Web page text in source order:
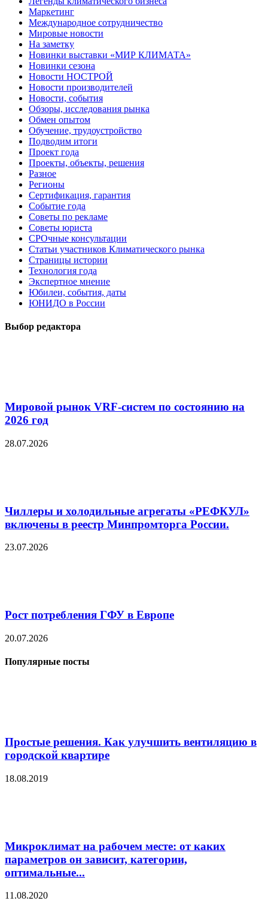
Маркетинг
Международное сотрудничество
Мировые новости
На заметку
Новинки выставки «МИР КЛИМАТА»
Новинки сезона
Новости НОСТРОЙ
Новости производителей
Новости, события
Обзоры, исследования рынка
Обмен опытом
Обучение, трудоустройство
Подводим итоги
Проект года
Проекты, объекты, решения
Разное
Регионы
Сертификация, гарантия
Событие года
Советы по рекламе
Советы юриста
СРОчные консультации
Статьи участников Климатического рынка
Страницы истории
Технология года
Экспертное мнение
Юбилеи, события, даты
ЮНИДО в России
Выбор редактора
Мировой рынок VRF-систем по состоянию на
2026 год
28.07.2026
Чиллеры и холодильные агрегаты «РЕФКУЛ»
включены в реестр Минпромторга России.
23.07.2026
Рост потребления ГФУ в Европе
20.07.2026
Популярные посты
Простые решения. Как улучшить вентиляцию в
городской квартире
18.08.2019
Микроклимат на рабочем месте: от каких
параметров он зависит, категории,
оптимальные...
11.08.2020